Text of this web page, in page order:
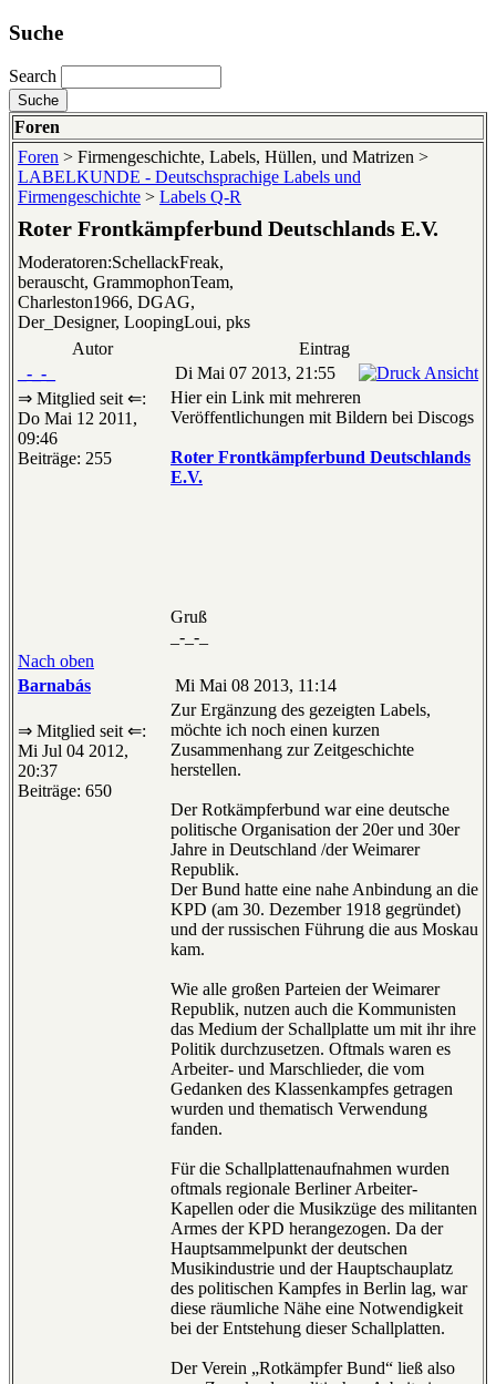
Suche
Search
Foren
Foren > Firmengeschichte, Labels, Hüllen, und Matrizen >
LABELKUNDE - Deutschsprachige Labels und
Firmengeschichte > Labels Q-R
Roter Frontkämpferbund Deutschlands E.V.
Moderatoren:SchellackFreak,
berauscht, GrammophonTeam,
Charleston1966, DGAG,
Der_Designer, LoopingLoui, pks
Autor
Eintrag
_-_-_
Di Mai 07 2013, 21:55
⇒ Mitglied seit ⇐:
Do Mai 12 2011,
09:46
Beiträge: 255
Hier ein Link mit mehreren
Veröffentlichungen mit Bildern bei Discogs
Roter Frontkämpferbund Deutschlands
E.V.
Gruß
_-_-_
Nach oben
Barnabás
Mi Mai 08 2013, 11:14
⇒ Mitglied seit ⇐:
Mi Jul 04 2012,
20:37
Beiträge: 650
Zur Ergänzung des gezeigten Labels,
möchte ich noch einen kurzen
Zusammenhang zur Zeitgeschichte
herstellen.
Der Rotkämpferbund war eine deutsche
politische Organisation der 20er und 30er
Jahre in Deutschland /der Weimarer
Republik.
Der Bund hatte eine nahe Anbindung an die
KPD (am 30. Dezember 1918 gegründet)
und der russischen Führung die aus Moskau
kam.
Wie alle großen Parteien der Weimarer
Republik, nutzen auch die Kommunisten
das Medium der Schallplatte um mit ihr ihre
Politik durchzusetzen. Oftmals waren es
Arbeiter- und Marschlieder, die vom
Gedanken des Klassenkampfes getragen
wurden und thematisch Verwendung
fanden.
Für die Schallplattenaufnahmen wurden
oftmals regionale Berliner Arbeiter-
Kapellen oder die Musikzüge des militanten
Armes der KPD herangezogen. Da der
Hauptsammelpunkt der deutschen
Musikindustrie und der Hauptschauplatz
des politischen Kampfes in Berlin lag, war
diese räumliche Nähe eine Notwendigkeit
bei der Entstehung dieser Schallplatten.
Der Verein „Rotkämpfer Bund“ ließ also